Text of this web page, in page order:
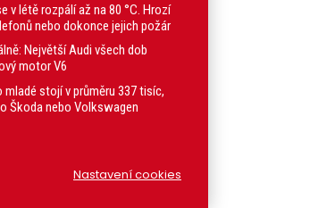
v létě rozpálí až na 80 °C. Hrozí
nebo dokonce jejich požár
Největší Audi všech dob
motor V6
mladé stojí v průměru 337 tisíc,
Škoda nebo Volkswagen
Nastavení cookies